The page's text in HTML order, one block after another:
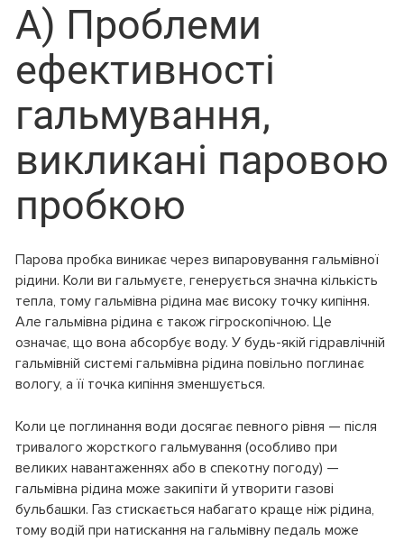
А) Проблеми
ефективності
гальмування,
викликані паровою
пробкою
Парова пробка виникає через випаровування гальмівної
рідини. Коли ви гальмуєте, генерується значна кількість
тепла, тому гальмівна рідина має високу точку кипіння.
Але гальмівна рідина є також гігроскопічною. Це
означає, що вона абсорбує воду. У будь-якій гідравлічній
гальмівній системі гальмівна рідина повільно поглинає
вологу, а її точка кипіння зменшується.
Коли це поглинання води досягає певного рівня — після
тривалого жорсткого гальмування (особливо при
великих навантаженнях або в спекотну погоду) —
гальмівна рідина може закипіти й утворити газові
бульбашки. Газ стискається набагато краще ніж рідина,
тому водій при натискання на гальмівну педаль може